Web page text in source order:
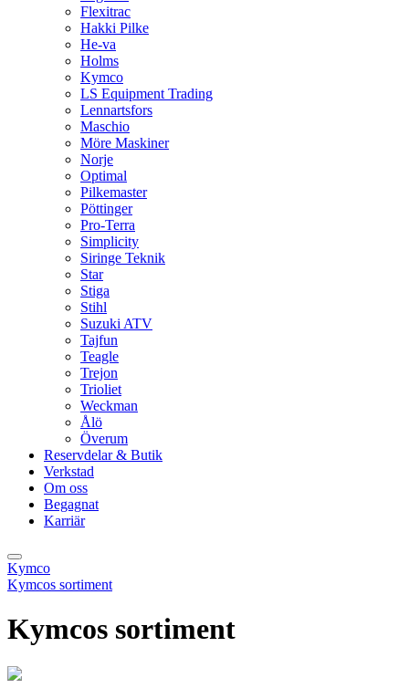
Flexitrac
Hakki Pilke
He-va
Holms
Kymco
LS Equipment Trading
Lennartsfors
Maschio
Möre Maskiner
Norje
Optimal
Pilkemaster
Pöttinger
Pro-Terra
Simplicity
Siringe Teknik
Star
Stiga
Stihl
Suzuki ATV
Tajfun
Teagle
Trejon
Trioliet
Weckman
Ålö
Överum
Reservdelar & Butik
Verkstad
Om oss
Begagnat
Karriär
Kymco
Kymcos sortiment
Kymcos sortiment